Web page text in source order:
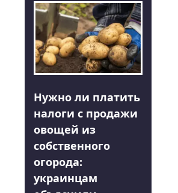
Нужно ли платить
налоги с продажи
овощей из
собственного
огорода:
украинцам